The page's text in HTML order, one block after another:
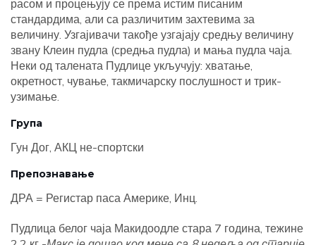
расом и процењују се према истим писаним
стандардима, али са различитим захтевима за
величину. Узгајивачи такође узгајају средњу величину
звану Клеин пудла (средња пудла) и мања пудла чаја.
Неки од талената Пудлице укључују: хватање,
окретност, чување, такмичарску послушност и трик-
узимање.
Група
Гун Дог, АКЦ не-спортски
Препознавање
ДРА = Регистар паса Америке, Инц.
Пудлица белог чаја Макидоодле стара 7 година, тежине